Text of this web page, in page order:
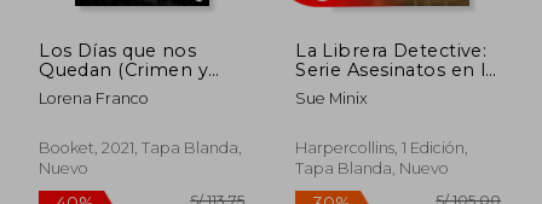
Los Días que nos
Quedan (Crimen y
Misterio)
Lorena Franco
Booket, 2021, Tapa Blanda,
Nuevo
La Librera Detective:
Serie Asesinatos en la
Librería 2
Sue Minix
Harpercollins, 1 Edición,
Tapa Blanda, Nuevo